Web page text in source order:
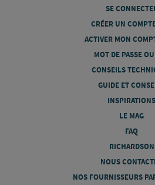
SE
CRÉER UN
ACTIVER MON
MOT DE PASSE
CONSEILS
GUIDE ET
INSPIRATIONS
LE MAG
FAQ
RICHARDSON
NOUS
NOS FOURNISSEURS